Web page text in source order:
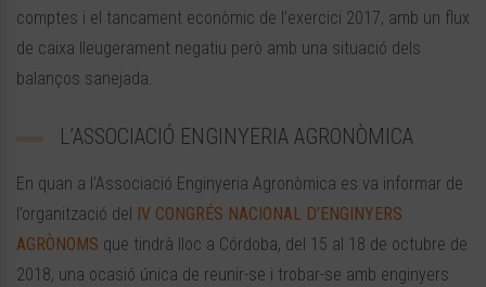
comptes i el tancament econòmic de l’exercici 2017, amb un flux
de caixa lleugerament negatiu però amb una situació dels
balanços sanejada.
L’ASSOCIACIÓ ENGINYERIA AGRONÒMICA
En quan a l’Associació Enginyeria Agronòmica es va informar de
l’organització del
IV CONGRÉS NACIONAL D’ENGINYERS
AGRÒNOMS que tindrà lloc a Córdoba, del 15 al 18 de octubre de
2018, una ocasió única de reunir-se i trobar-se amb enginyers